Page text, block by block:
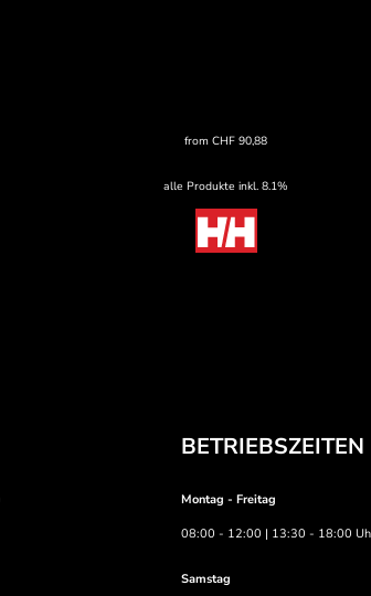
fromCHF 90,88
alle Produkte inkl. 8.1%
23b
BETRIEBSZEITEN
Montag - Freitag
08:00 - 12:00 | 13:30 - 18:00
Samstag